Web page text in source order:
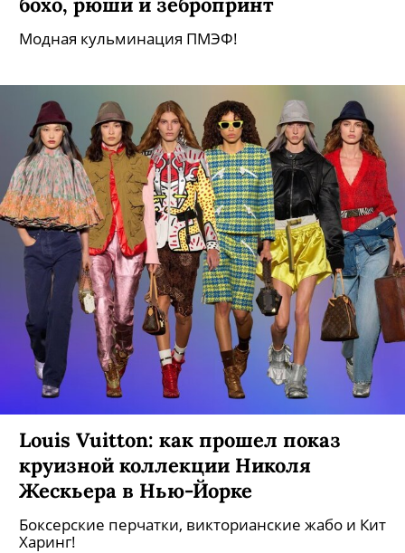
Модная кульминация ПМЭФ!
Louis Vuitton: как прошел показ
круизной коллекции Николя
Жескьера в Нью-Йорке
Боксерские перчатки, викторианские жабо и Кит
Харинг!